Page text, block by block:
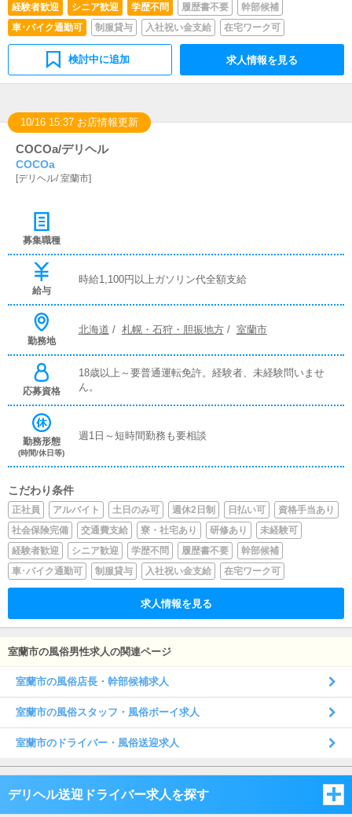
経験者歓迎
シニア歓迎 学歴不問 履歴書不要
幹部候補
車･バイク通勤可
制服貸与 入社祝い金支給 在宅ワーク可
検討中に追加 求人情報を見る
10/16 15:37 お店情報更新
COCOa/デリヘル
COCOa
[デリヘル/室蘭市]
募集職種
給与
時給1,100円以上ガソリン代全額支給
勤務地
北海道 / 札幌・石狩・胆振地方/ 室蘭市
応募資格
18歳以上～要普通運転免許。経験者、未経験問いませ
ん。
勤務形態
(時間/休日等)
週1日～短時間勤務も要相談
こだわり条件
正社員 アルバイト 土日のみ可 週休2日制 日払い可
資格手当あり
社会保険完備
交通費支給 寮・社宅あり 研修あり
未経験可
経験者歓迎
シニア歓迎 学歴不問 履歴書不要
幹部候補
車･バイク通勤可
制服貸与 入社祝い金支給 在宅ワーク可
求人情報を見る
室蘭市の風俗男性求人の関連ページ
室蘭市の風俗店長・幹部候補求人
室蘭市の風俗スタッフ・風俗ボーイ求人
室蘭市のドライバー・風俗送迎求人
デリヘル送迎ドライバー求人を探す